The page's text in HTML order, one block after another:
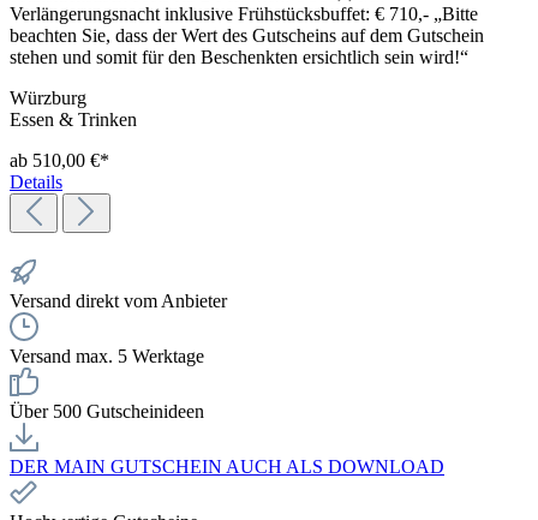
Verlängerungsnacht inklusive Frühstücksbuffet: € 710,- „Bitte
beachten Sie, dass der Wert des Gutscheins auf dem Gutschein
stehen und somit für den Beschenkten ersichtlich sein wird!“
Würzburg
Essen & Trinken
ab 510,00 €*
Details
Versand direkt vom Anbieter
Versand max. 5 Werktage
Über 500 Gutscheinideen
DER MAIN GUTSCHEIN AUCH ALS DOWNLOAD